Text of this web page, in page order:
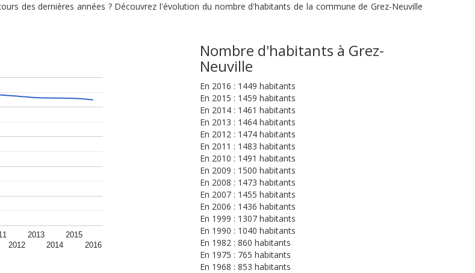
des dernières années ? Découvrez l'évolution du nombre d'habitants de la commune de Grez-Neuville
2012
2013
2014
2015
2016
Nombre d'habitants à Grez-
Neuville
En 2016 : 1449 habitants
En 2015 : 1459 habitants
En 2014 : 1461 habitants
En 2013 : 1464 habitants
En 2012 : 1474 habitants
En 2011 : 1483 habitants
En 2010 : 1491 habitants
En 2009 : 1500 habitants
En 2008 : 1473 habitants
En 2007 : 1455 habitants
En 2006 : 1436 habitants
En 1999 : 1307 habitants
En 1990 : 1040 habitants
En 1982 : 860 habitants
En 1975 : 765 habitants
En 1968 : 853 habitants